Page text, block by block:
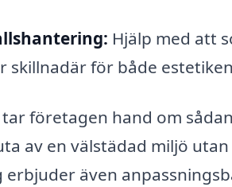
Hjälp med att
skillnadär för både
företagen hand om
av en välstädad miljö
även